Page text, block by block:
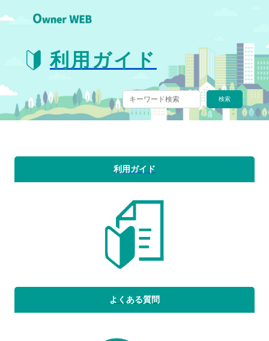
利用ガイド
利用ガイド
よくある質問